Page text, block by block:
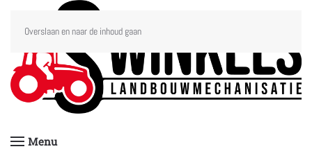
Overslaan en naar de inhoud gaan
Menu